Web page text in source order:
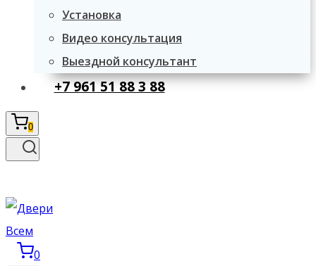
Установка
Видео консультация
Выездной консультант
+7 961 51 88 3 88
0
0